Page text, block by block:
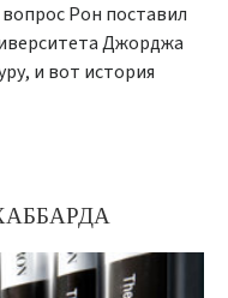
Рон поставил
Джорджа
и вот история